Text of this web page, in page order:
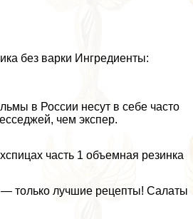
без варки Ингредиенты:
в России несут в себе часто
чем экспер.
часть 1 объемная резинка
лучшие рецепты! Салаты